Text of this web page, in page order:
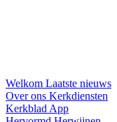
Welkom Laatste nieuws
Over ons Kerkdiensten
Kerkblad App